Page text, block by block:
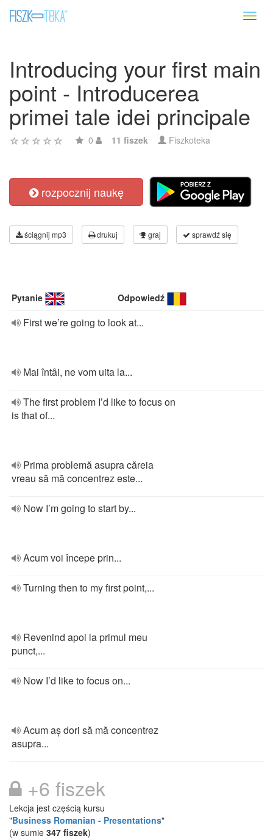
Introducing your first main
point - Introducerea
primei tale idei principale
0 11 fiszek Fiszkoteka
rozpocznij naukę
ściągnij mp3 drukuj graj sprawdź się
Pytanie Odpowiedź
First we’re going to look at...
Mai întâi, ne vom uita la...
The first problem I’d like to focus on
is that of...
Prima problemă asupra căreia
vreau să mă concentrez este...
Now I’m going to start by...
Acum voi începe prin...
Turning then to my first point,...
Revenind apoi la primul meu
punct,...
Now I’d like to focus on...
Acum aș dori să mă concentrez
asupra...
+6 fiszek
Lekcja jest częścią kursu
"Business Romanian - Presentations"
(w sumie 347 fiszek)